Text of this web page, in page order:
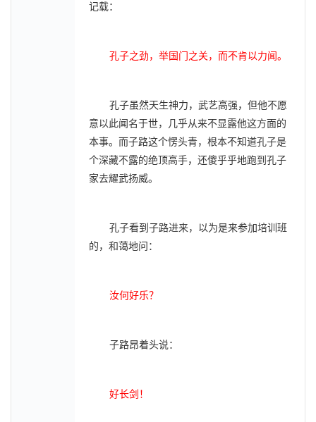
记载：
孔子之劲，举国门之关，而不肯以力闻。
孔子虽然天生神力，武艺高强，但他不愿
意以此闻名于世，几乎从来不显露他这方面的
本事。而子路这个愣头青，根本不知道孔子是
个深藏不露的绝顶高手，还傻乎乎地跑到孔子
家去耀武扬威。
孔子看到子路进来，以为是来参加培训班
的，和蔼地问：
汝何好乐？
子路昂着头说：
好长剑！